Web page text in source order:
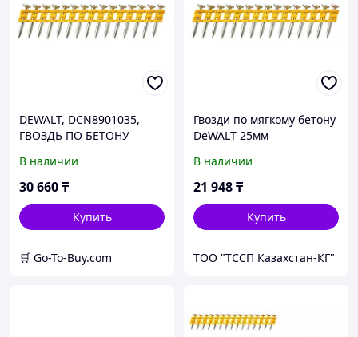
DEWALT, DCN8901035,
ГВОЗДЬ ПО БЕТОНУ
ЖЕЛТЫЙ
В наличии
30 660₸
Купить
🛒 Go-To-Buy.com
Гвозди по мягкому бетону
DeWALT 25мм
В наличии
21 948₸
Купить
ТОО "ТССП Казахстан-КГ"